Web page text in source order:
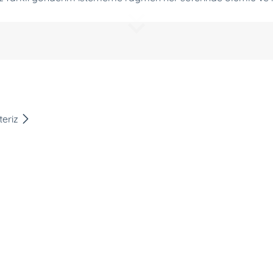
mutlu günler...
Cok tesekkur ederim
sordum gayet ilgili cevapladı, sipariş verdim 2 saat
Beğendim teşekkür ediyorum